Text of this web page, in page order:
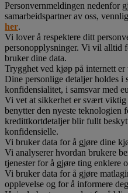
Personvernmeldingen nedenfor
samarbeidspartner av oss,
her.
Vi lover å respektere ditt
personopplysninger. Vi vil alltid
bruker dine data.
Trygghet ved kjøp på internett
Dine personlige detaljer holdes i
konfidensialitet, i samsvar med
Vi vet at sikkerhet er svært viktig
benytter den nyeste teknologien
kredittkortdetaljer blir fullt
konfidensielle.
Vi bruker data for å gjøre dine
Vi analyserer hvordan brukere
tjenester for å gjøre ting enklere
Vi bruker data for å gjøre
opplevelse og for å informere